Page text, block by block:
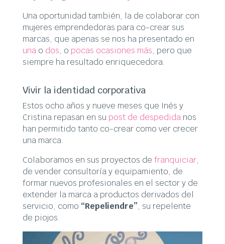
Una oportunidad también, la de colaborar con
mujeres emprendedoras para co-crear sus
marcas, que apenas se nos ha presentado en
unao dos, o pocas ocasiones más, pero que
siempre ha resultado enriquecedora.
Vivir la identidad corporativa
Estos ocho años y nueve meses que Inés y
Cristina repasan en su post de despedidanos
han permitido tanto co-crear como ver crecer
una marca.
Colaboramos en sus proyectos de franquiciar,
de vender consultoría y equipamiento, de
formar nuevos profesionales en el sector y de
extender la marca a productos derivados del
servicio, como “Repeliendre”, su repelente
de piojos.